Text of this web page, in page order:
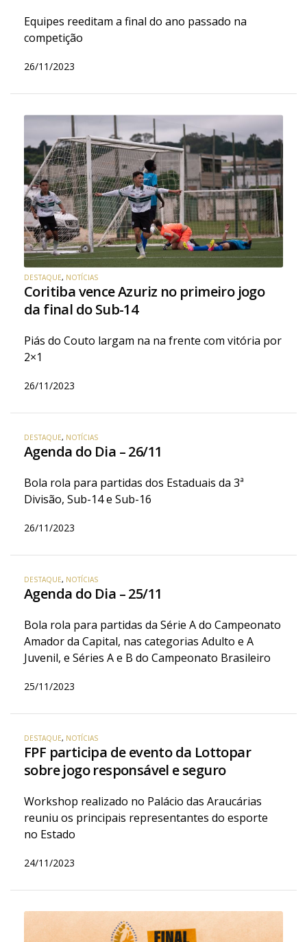
Equipes reeditam a final do ano passado na
competição
26/11/2023
DESTAQUE, NOTÍCIAS
Coritiba vence Azuriz no primeiro jogo
da final do Sub-14
Piás do Couto largam na na frente com vitória por
2×1
26/11/2023
DESTAQUE, NOTÍCIAS
Agenda do Dia – 26/11
Bola rola para partidas dos Estaduais da 3ª
Divisão, Sub-14 e Sub-16
26/11/2023
DESTAQUE, NOTÍCIAS
Agenda do Dia – 25/11
Bola rola para partidas da Série A do Campeonato
Amador da Capital, nas categorias Adulto e A
Juvenil, e Séries A e B do Campeonato Brasileiro
25/11/2023
DESTAQUE, NOTÍCIAS
FPF participa de evento da Lottopar
sobre jogo responsável e seguro
Workshop realizado no Palácio das Araucárias
reuniu os principais representantes do esporte
no Estado
24/11/2023